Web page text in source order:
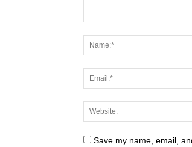
Save my name, email,